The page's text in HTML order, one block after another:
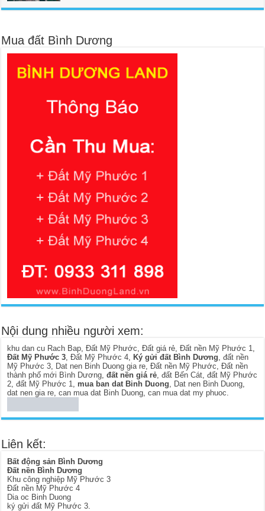
Mua đất Bình Dương
Nội dung nhiều người xem:
khu dan cu Rach Bap ,Đất Mỹ Phước ,Đất giá rẻ ,Đất nền Mỹ Phước 1
Đất Mỹ Phước 3 ,Đất Mỹ Phước 4 ,Ký gửi đất Bình Dương ,đất nền
Mỹ Phước 3 Dat nen Binh Duong gia re ,Đất nền Mỹ Phước ,Đất nền
thành phố mới Bình Dương ,đất nền giá rẻ ,đất Bến Cát ,đất Mỹ Phước
2 ,đất Mỹ Phước 1 mua ban dat Binh Duong Dat nen Binh Duong
dat nen gia re ,can mua dat Binh Duong ,can mua dat my phuoc
Liên kết:
Bất động sản Bình Dương
Đất nền Bình Dương
Khu công nghiệp Mỹ Phước 3
Đất nền Mỹ Phước 4
Dia oc Binh Duong
ký gửi đất Mỹ Phước 3